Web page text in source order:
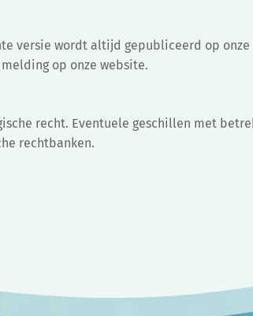
versie wordt altijd gepubliceerd op onze
op onze website.
recht. Eventuele geschillen met
rechtbanken.